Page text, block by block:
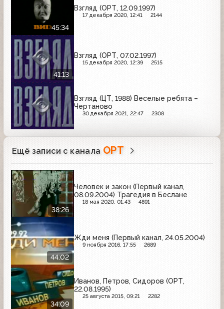
45:34
Взгляд (ОРТ, 12.09.1997)
17 декабря 2020, 12:41 2144
41:13
Взгляд (ОРТ, 07.02.1997)
15 декабря 2020, 12:39 2515
Взгляд (ЦТ, 1988) Веселые ребята –
Чертаново
30 декабря 2021, 22:47 2308
Ещё записи с канала ОРТ
38:26
Человек и закон (Первый канал,
08.09.2004) Трагедия в Беслане
18 мая 2020, 01:43 4891
44:02
Жди меня (Первый канал, 24.05.2004)
9 ноября 2016, 17:55 2689
34:09
Иванов, Петров, Сидоров (ОРТ,
22.08.1995)
25 августа 2015, 09:21 2282